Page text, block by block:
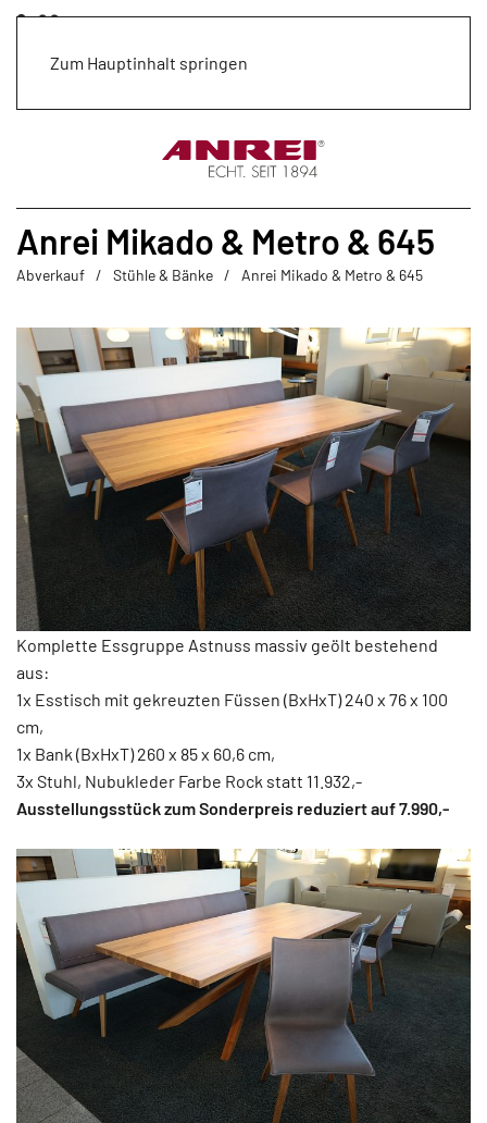
Zum Hauptinhalt springen
Anrei Mikado & Metro & 645
Abverkauf Stühle & Bänke Anrei Mikado & Metro & 645
Komplette Essgruppe Astnuss massiv geölt bestehend
aus:
1x Esstisch mit gekreuzten Füssen (BxHxT) 240 x 76 x 100
cm,
1x Bank (BxHxT) 260 x 85 x 60,6 cm,
3x Stuhl, Nubukleder Farbe Rock statt 11.932,-
Ausstellungsstück zum Sonderpreis reduziert auf 7.990,-